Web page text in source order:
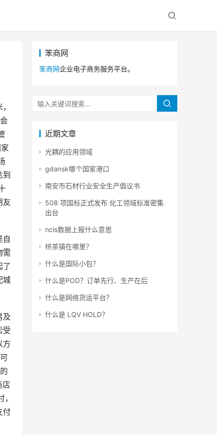
友
自
需
了
城
及
受
方
店
付
笨商网
笨商网企业电子商务服务平台。
近期文章
光耦的应用领域
gdansk哪个国家港口
南安市石材行业安全生产倡议书
508 项国标正式发布 化工领域标准密集
出台
ncis数据上报什么意思
栟茶镇在哪里？
什么是国际小包？
什么是POD？订单先行、生产在后
什么是网络货运平台？
什么是 LQV HOLD？